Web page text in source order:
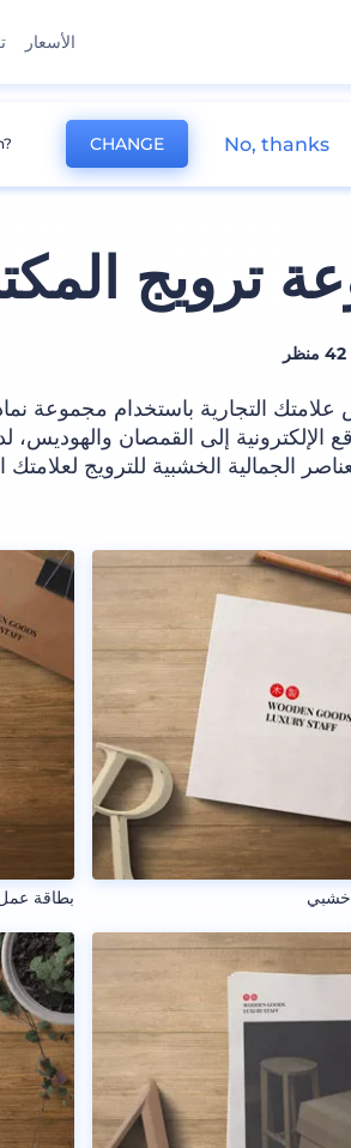
الأسعار
ترويج
42 منظر
علامتك التجارية باستخدام مجموعة
الإلكترونية إلى القمصان
الجمالية الخشبية للترويج
بطاقة
CHANGE No, thanks